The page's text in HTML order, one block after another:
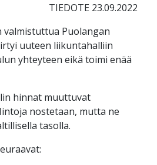
TIEDOTE 23.09.2022
Puolangan
uuteen liikuntahalliin
yhteyteen eikä toimi enää
hinnat muuttuvat
nostetaan, mutta ne
tasolla.